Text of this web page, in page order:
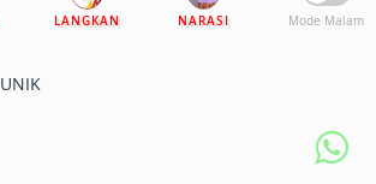
LANGKAN NARASI Mode Malam
UNIK